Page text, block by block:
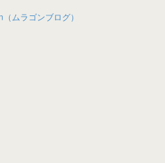
ムラゴンブログ）